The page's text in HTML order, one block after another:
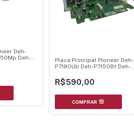
Deh-
Deh-
Placa Principal Pioneer Deh-
P7180Ub Deh-P7150Bt Deh-
R$590,00